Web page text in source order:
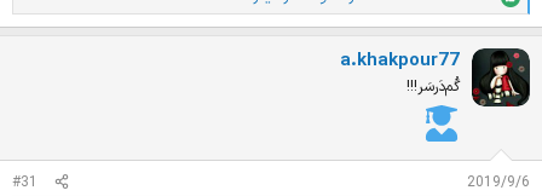
ا
م
ت
ی
ا
ز
:
a.khakpour77
گُم‌دَرسَر!!!
2019/9/6
#31